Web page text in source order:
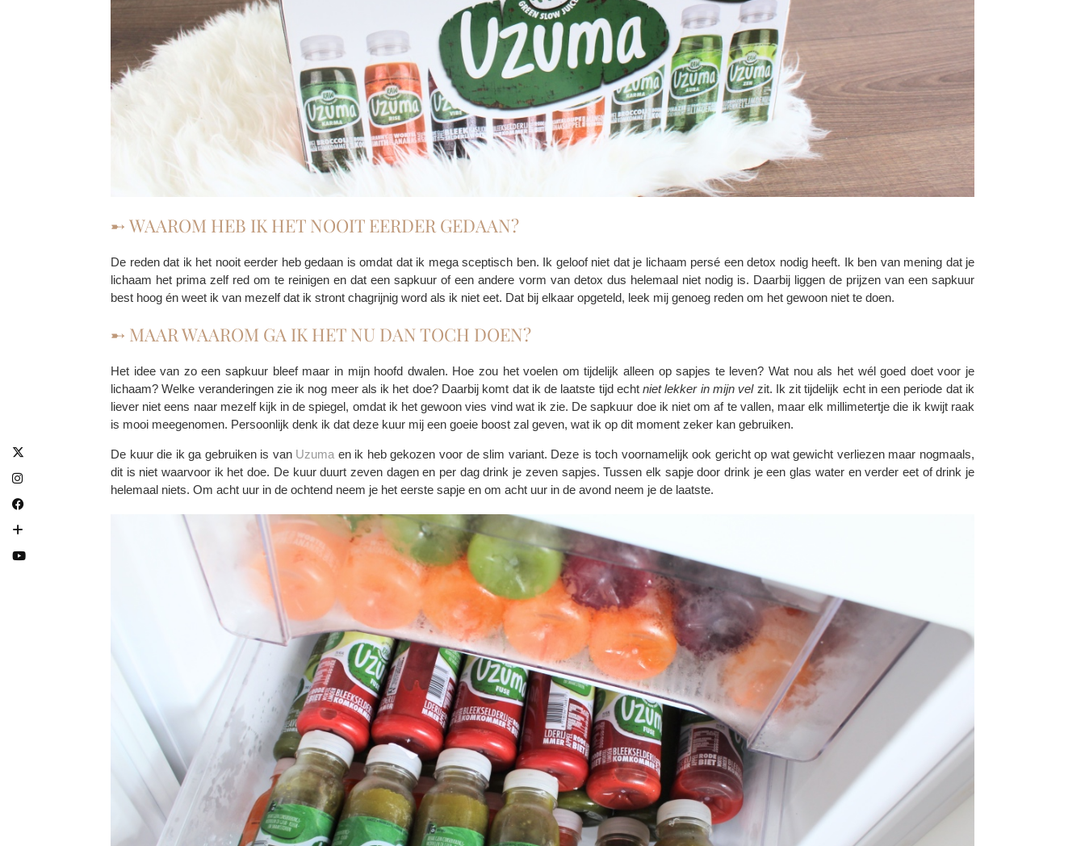
➸ WAAROM HEB IK HET NOOIT EERDER GEDAAN?
De reden dat ik het nooit eerder heb gedaan is omdat dat ik mega sceptisch ben. Ik geloof niet dat je lichaam persé een detox nodig heeft. Ik ben van mening dat je
lichaam het prima zelf red om te reinigen en dat een sapkuur of een andere vorm van detox dus helemaal niet nodig is. Daarbij liggen de prijzen van een sapkuur
best hoog én weet ik van mezelf dat ik stront chagrijnig word als ik niet eet. Dat bij elkaar opgeteld, leek mij genoeg reden om het gewoon niet te doen.
➸ MAAR WAAROM GA IK HET NU DAN TOCH DOEN?
Het idee van zo een sapkuur bleef maar in mijn hoofd dwalen. Hoe zou het voelen om tijdelijk alleen op sapjes te leven? Wat nou als het wél goed doet voor je
lichaam? Welke veranderingen zie ik nog meer als ik het doe? Daarbij komt dat ik de laatste tijd echtniet lekker in mijn velzit. Ik zit tijdelijk echt in een periode dat ik
liever niet eens naar mezelf kijk in de spiegel, omdat ik het gewoon vies vind wat ik zie. De sapkuur doe ik niet om af te vallen, maar elk millimetertje die ik kwijt raak
is mooi meegenomen. Persoonlijk denk ik dat deze kuur mij een goeie boost zal geven, wat ik op dit moment zeker kan gebruiken.
De kuur die ik ga gebruiken is van Uzumaen ik heb gekozen voor de slim variant. Deze is toch voornamelijk ook gericht op wat gewicht verliezen maar nogmaals,
dit is niet waarvoor ik het doe. De kuur duurt zeven dagen en per dag drink je zeven sapjes. Tussen elk sapje door drink je een glas water en verder eet of drink je
helemaal niets. Om acht uur in de ochtend neem je het eerste sapje en om acht uur in de avond neem je de laatste.